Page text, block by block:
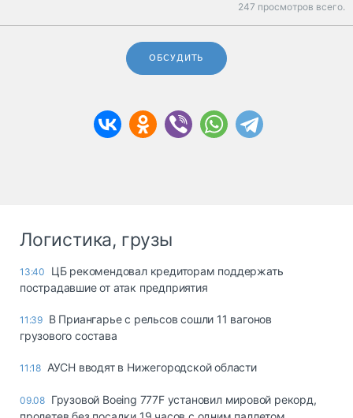
247 просмотров всего.
ОБСУДИТЬ
Логистика, грузы
13:40
ЦБ рекомендовал кредиторам поддержать
пострадавшие от атак предприятия
11:39 В Приангарье с рельсов сошли 11 вагонов
грузового состава
11:18 АУСН вводят в Нижегородской области
09.08 Грузовой Boeing 777F установил мировой рекорд,